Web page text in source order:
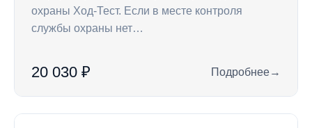
охраны Ход-Тест. Если в месте контроля
службы охраны нет…
20 030 ₽ Подробнее
: CLE HT —
→